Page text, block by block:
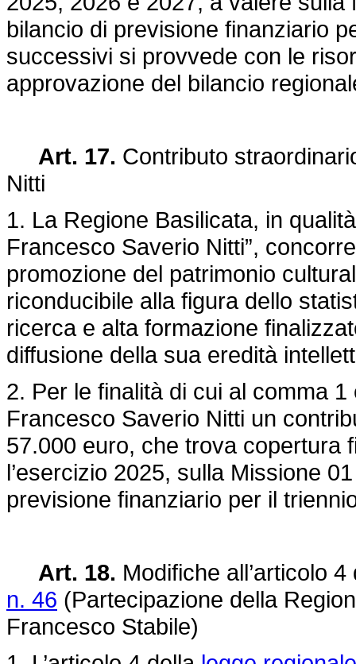
bilancio di previsione finanziario
successivi si provvede con le
approvazione del bilancio
Art. 17. Contributo
Nitti
1. La Regione Basilicata, in
Francesco Saverio Nitti”,
promozione del patrimonio
riconducibile alla figura dello
ricerca e alta formazione
diffusione della sua eredità
2. Per le finalità di cui al comma
Francesco Saverio Nitti un
57.000 euro, che trova copertura
l’esercizio 2025, sulla Missione
previsione finanziario per il
Art. 18. Modifiche all’articolo
n. 46 (Partecipazione della
Francesco Stabile)